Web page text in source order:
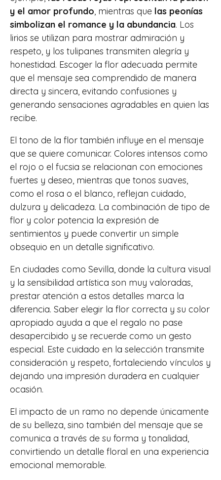
y el amor profundo, mientras que las peonías
simbolizan el romance y la abundancia. Los
lirios se utilizan para mostrar admiración y
respeto, y los tulipanes transmiten alegría y
honestidad. Escoger la flor adecuada permite
que el mensaje sea comprendido de manera
directa y sincera, evitando confusiones y
generando sensaciones agradables en quien las
recibe.
El tono de la flor también influye en el mensaje
que se quiere comunicar. Colores intensos como
el rojo o el fucsia se relacionan con emociones
fuertes y deseo, mientras que tonos suaves,
como el rosa o el blanco, reflejan cuidado,
dulzura y delicadeza. La combinación de tipo de
flor y color potencia la expresión de
sentimientos y puede convertir un simple
obsequio en un detalle significativo.
En ciudades como Sevilla, donde la cultura visual
y la sensibilidad artística son muy valoradas,
prestar atención a estos detalles marca la
diferencia. Saber elegir la flor correcta y su color
apropiado ayuda a que el regalo no pase
desapercibido y se recuerde como un gesto
especial. Este cuidado en la selección transmite
consideración y respeto, fortaleciendo vínculos y
dejando una impresión duradera en cualquier
ocasión.
El impacto de un ramo no depende únicamente
de su belleza, sino también del mensaje que se
comunica a través de su forma y tonalidad,
convirtiendo un detalle floral en una experiencia
emocional memorable.